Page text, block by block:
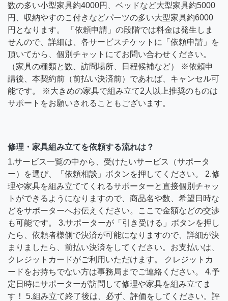
数の多い小型家具約4000円、ベッドなど大型家具約5000
円、収納やすのこ付きなどパーツの多い大型家具約6000
円となります。 「依頼申請」の段階では料金は発生しま
せんので、詳細は、各サービスチケットに「依頼申請」を
頂いてから、個別チャットにてお問い合わせください。
（家具の種類と数、訪問場所、日程候補など） ※依頼申
請後、本契約前（前払い決済前）であれば、キャンセル可
能です。 ※大きめの家具で組み立て2人以上推奨のものは
サポートをお願いされることもございます。
修理・家具組み立てを依頼する流れは？
1.サービス一覧の中から、受けたいサービス（サポータ
ー）を選び、「依頼相談」ボタンを押してください。 2.修
理や家具を組み立ててくれるサポーターと直接個別チャッ
トができるようになりますので、商品名や数、希望日時な
どをサポーターへお伝えください。ここで金額などの交渉
も可能です。 3.サポーターが「引き受ける」ボタンを押し
たら、依頼者様側で決済が可能になりますので、詳細が決
まりましたら、前払い決済をしてください。お支払いは、
クレジットカードがご利用いただけます。 クレジットカ
ードをお持ちでない方は事務局までご連絡ください。 4.予
定日時にサポーターが訪問して修理や家具を組み立てま
す！ 5.組み立て終了後は、必ず、評価をしてください。評